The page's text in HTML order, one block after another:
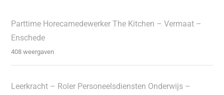
Parttime Horecamedewerker The Kitchen – Vermaat –
Enschede
408 weergaven
Leerkracht – Roler Personeelsdiensten Onderwijs –